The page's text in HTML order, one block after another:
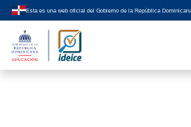
Esta es una web oficial del Gobierno de la República